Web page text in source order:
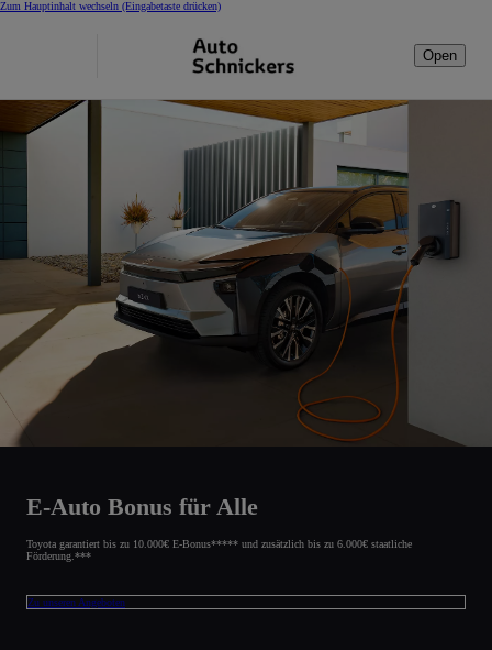
Zum Hauptinhalt wechseln (Eingabetaste drücken)
Open
E-Auto Bonus für Alle
Toyota garantiert bis zu 10.000€ E-Bonus***** und zusätzlich bis zu 6.000€ staatliche
Förderung.***
Zu unseren Angeboten